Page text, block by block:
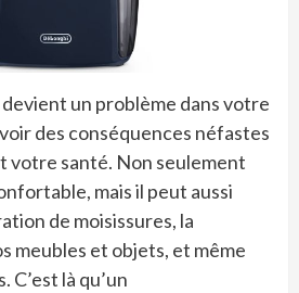
un problème dans votre
des conséquences néfastes
votre santé. Non seulement
mais il peut aussi
de moisissures, la
meubles et objets, et même
C’est là qu’un